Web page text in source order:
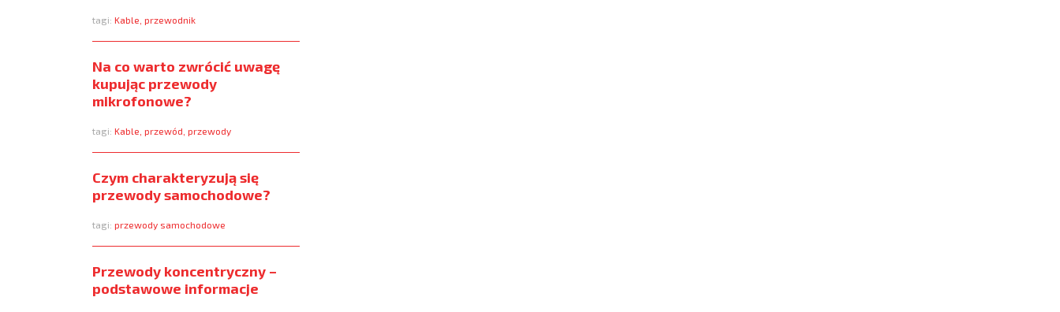
tagi: Kable przewodnik
Na co warto zwrócić uwagę
kupując przewody
mikrofonowe?
tagi: Kable przewód przewody
Czym charakteryzują się
przewody samochodowe?
tagi: przewody samochodowe
Przewody koncentryczny –
podstawowe informacje